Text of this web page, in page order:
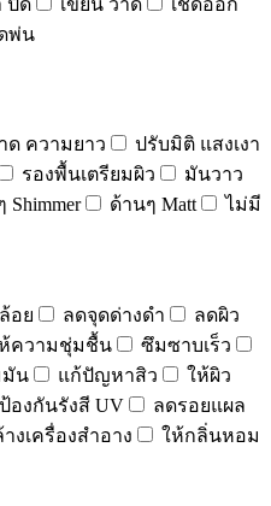
พ่น
ด ความยาว
ปรับมิติ แสงเงา
รองพื้นเตรียมผิว
มันวาว
Shimmer ด้านๆ Matt ไม่มี
อย ลดจุดด่างดำ
ลดผิว
ความชุ่มชื้น
ซึมซาบเร็ว
มัน แก้ปัญหาสิว
ให้ผิว
ป้องกันรังสี UV
ลดรอยแผล
างเครื่องสำอาง
ให้กลิ่นหอม